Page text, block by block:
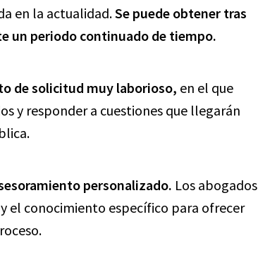
en la actualidad.Se puede obtener tras
un periodo continuado de tiempo.
de solicitud muy laborioso, en el que
y responder a cuestiones que llegarán
personalizado. Los abogados
el conocimiento específico para ofrecer